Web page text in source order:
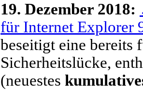
19. Dezember 2018:
für Internet Explorer
beseitigt eine bereits
Sicherheitslücke,
(neuestes